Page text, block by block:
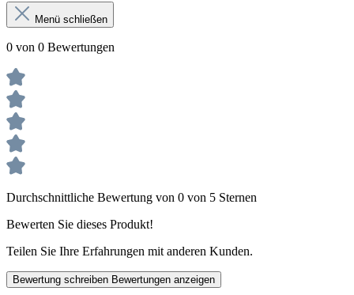
Menü schließen
0 von 0 Bewertungen
Durchschnittliche Bewertung von 0 von 5 Sternen
Bewerten Sie dieses Produkt!
Teilen Sie Ihre Erfahrungen mit anderen Kunden.
Bewertung schreiben Bewertungen anzeigen